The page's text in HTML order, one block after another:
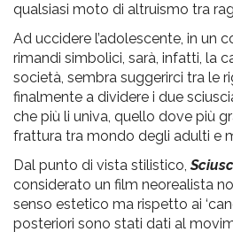
qualsiasi moto di altruismo tra
Ad uccidere l’adolescente, in un
rimandi simbolici, sarà, infatti, la
società, sembra suggerirci tra le
finalmente a dividere i due
che più li univa, quello dove più
frattura tra mondo degli adulti e
Dal punto di vista stilistico,
considerato un film neorealista
senso estetico ma rispetto ai
posteriori sono stati dati al